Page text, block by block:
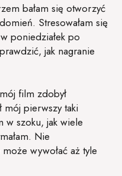
bałam się otworzyć
Stresowałam się
poniedziałek po
jak nagranie
film zdobył
mój pierwszy taki
w szoku, jak wiele
Nie
wywołać aż tyle